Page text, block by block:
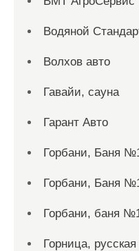
Водяной
Волхов авто
Гавайи, сауна
Гарант Авто
Горбани, Баня
Горбани, Баня
Горбани, баня
Горница,